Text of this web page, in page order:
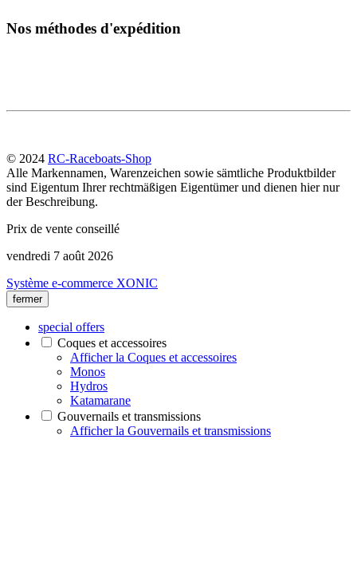
Nos méthodes d'expédition
© 2024 RC-Raceboats-Shop
Alle Markennamen, Warenzeichen sowie sämtliche Produktbilder
sind Eigentum Ihrer rechtmäßigen Eigentümer und dienen hier nur
der Beschreibung.
Prix de vente conseillé
vendredi 7 août 2026
Système e-commerce XONIC
fermer
special offers
Coques et accessoires
Afficher la Coques et accessoires
Monos
Hydros
Katamarane
Gouvernails et transmissions
Afficher la Gouvernails et transmissions